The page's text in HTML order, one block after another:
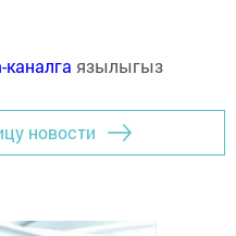
каналга язылыгыз
новости